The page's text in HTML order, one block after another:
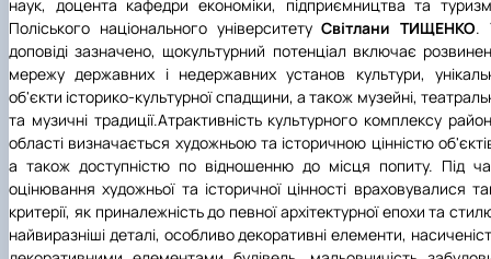
наук, доцента кафедри економіки, підприємництва та
Поліського національного університету Світлани ТИЩЕНКО.
доповіді зазначено, щокультурний потенціал включає
мережу державних і недержавних установ культури,
об'єкти історико-культурної спадщини, а також музейні,
та музичні традиції.Атрактивність культурного комплексу
області визначається художньою та історичною цінністю
а також доступністю по відношенню до місця попиту. Під
оцінювання художньої та історичної цінності враховувалися
критерії, як приналежність до певної архітектурної епохи та
найвиразніші деталі, особливо декоративні елементи,